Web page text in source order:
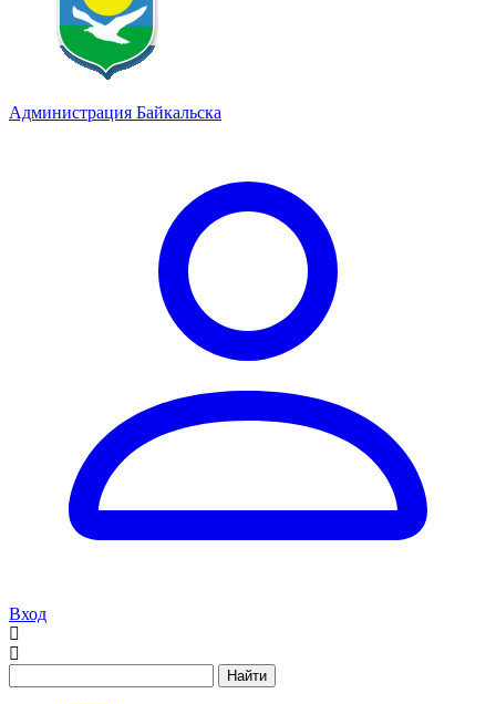
Администрация Байкальска
Вход
Найти